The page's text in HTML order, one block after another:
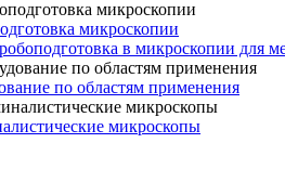
микроскопии
в микроскопии для
по областям применения
микроскопы